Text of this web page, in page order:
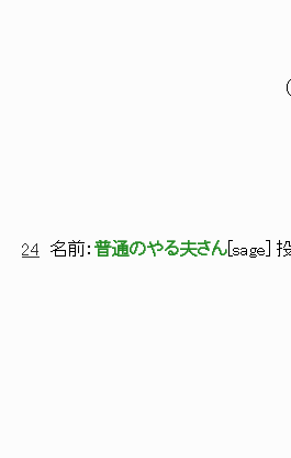
l 二二二二
i Ｙ
ゝ、 ＼ー
（"""" ヽ、 ＼
ゞ＿＿ ゝ 、 ﾉ
|| / /<?
|| | /､＿つ
|| 〉 ﾄ、
（_ ＼ ?ヽ
ヽ＿ノ
24 名前： 普通のやる夫さん sage ]
∧＿∧ . | | |
（,,*´∀）、
/ ⌒、 __ l ==ミ